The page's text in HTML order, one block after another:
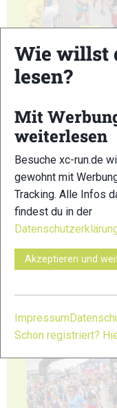
23
27
Wie willst
lesen?
Mit
weiterlesen
Besuche xc-run.de
gewohnt mit
Tracking. Alle Infos
findest du in der
Akzeptieren und
Impressum
Schon registriert?